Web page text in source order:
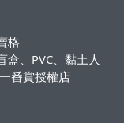
格
盒、PVC、黏土人
番賞授權店